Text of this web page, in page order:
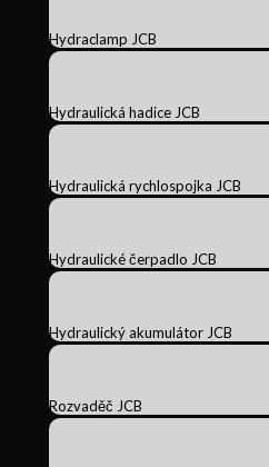
Hydraclamp JCB
Hydraulická hadice JCB
Hydraulická rychlospojka JCB
Hydraulické čerpadlo JCB
Hydraulický akumulátor JCB
Rozvaděč JCB